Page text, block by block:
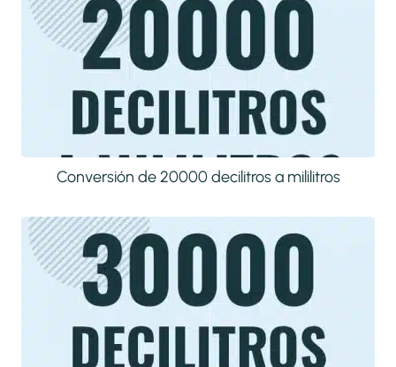
Conversión de 20000 decilitros a mililitros